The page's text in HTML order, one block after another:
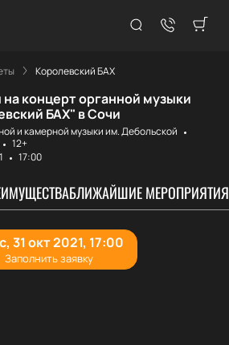
Королевский БАХ
концерт органной музыки
БАХ" в Сочи
и камерной музыки им. Дебольской
12+
17:00
БЛИЖАЙШИЕ МЕРОПРИЯТИЯ